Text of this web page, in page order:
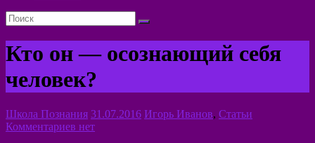
Кто он — осознающий себя
человек?
Школа Познания 31.07.2016 Игорь Иванов, Статьи
Комментариев нет